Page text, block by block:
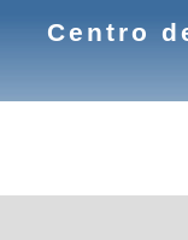
Centro